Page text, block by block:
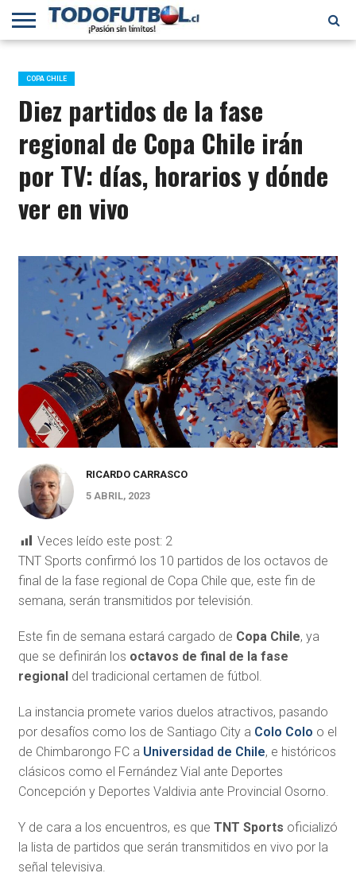
PRIMERA
B
SELECCIÓN
CHILENA
CHILENOS
EN EL
MUNDO
FÚTBOL
INTERNACIONAL
COPA CHILE
Diez partidos de la fase
regional de Copa Chile irán
por TV: días, horarios y dónde
ver en vivo
RICARDO CARRASCO
5 ABRIL, 2023
Veces leído este post: 2
TNT Sports confirmó los 10 partidos de los octavos de
final de la fase regional de Copa Chile que, este fin de
semana, serán transmitidos por televisión.
Este fin de semana estará cargado de Copa Chile, ya
que se definirán los octavos de final de la fase
regional del tradicional certamen de fútbol.
La instancia promete varios duelos atractivos, pasando
por desafíos como los de Santiago City a Colo Colo o el
de Chimbarongo FC a Universidad de Chile, e históricos
clásicos como el Fernández Vial ante Deportes
Concepción y Deportes Valdivia ante Provincial Osorno.
Y de cara a los encuentros, es que TNT Sports oficializó
la lista de partidos que serán transmitidos en vivo por la
señal televisiva.